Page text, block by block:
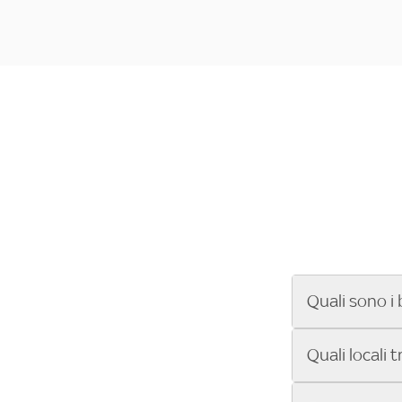
Quali sono i
Se cerchi un
ENILIVE, la
Quali locali